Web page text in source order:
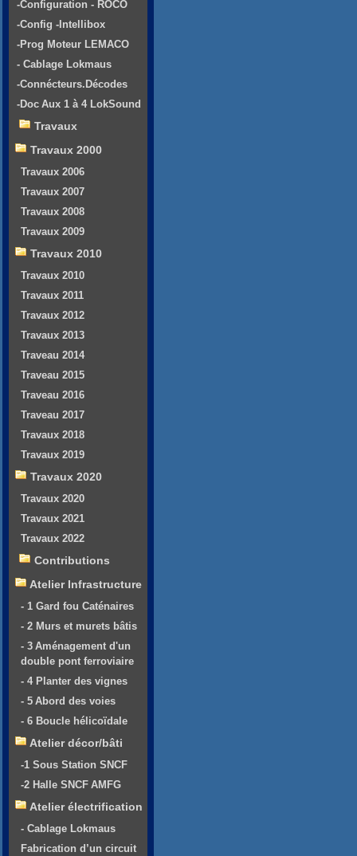
-Configuration - ROCO
-Config -Intellibox
-Prog Moteur LEMACO
- Cablage Lokmaus
-Connécteurs.Décodes
-Doc Aux 1 à 4 LokSound
Travaux
Travaux 2000
Travaux 2006
Travaux 2007
Travaux 2008
Travaux 2009
Travaux 2010
Travaux 2010
Travaux 2011
Travaux 2012
Travaux 2013
Traveau 2014
Traveau 2015
Traveau 2016
Traveau 2017
Travaux 2018
Travaux 2019
Travaux 2020
Travaux 2020
Travaux 2021
Travaux 2022
Contributions
Atelier Infrastructure
- 1 Gard fou Caténaires
- 2 Murs et murets bâtis
- 3 Aménagement d'un
double pont ferroviaire
- 4 Planter des vignes
- 5 Abord des voies
- 6 Boucle hélicoïdale
Atelier décor/bâti
-1 Sous Station SNCF
-2 Halle SNCF AMFG
Atelier électrification
- Cablage Lokmaus
Fabrication d’un circuit